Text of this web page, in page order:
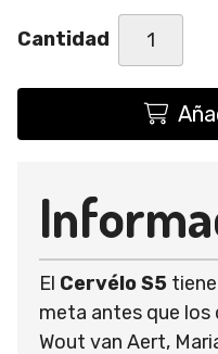
Cantidad
El Cervélo S5
meta antes que los
Wout van Aert,